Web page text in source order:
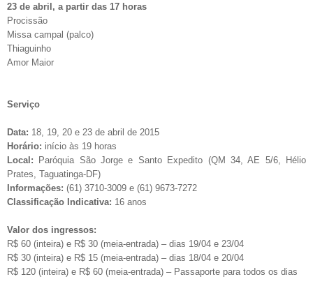
23 de abril, a partir das 17 horas
Procissão
Missa campal (palco)
Thiaguinho
Amor Maior
Serviço
Data: 18, 19, 20 e 23 de abril de 2015
Horário: início às 19 horas
Local: Paróquia São Jorge e Santo Expedito (QM 34, AE 5/6, Hélio
Prates, Taguatinga-DF)
Informações: (61) 3710-3009 e (61) 9673-7272
Classificação Indicativa: 16 anos
Valor dos ingressos:
R$ 60 (inteira) e R$ 30 (meia-entrada) – dias 19/04 e 23/04
R$ 30 (inteira) e R$ 15 (meia-entrada) – dias 18/04 e 20/04
R$ 120 (inteira) e R$ 60 (meia-entrada) – Passaporte para todos os dias